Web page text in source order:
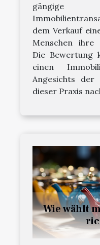
dem Verkauf
Menschen ihre
Die Bewertung
einen
Angesichts der
dieser Praxis
Wie wählt